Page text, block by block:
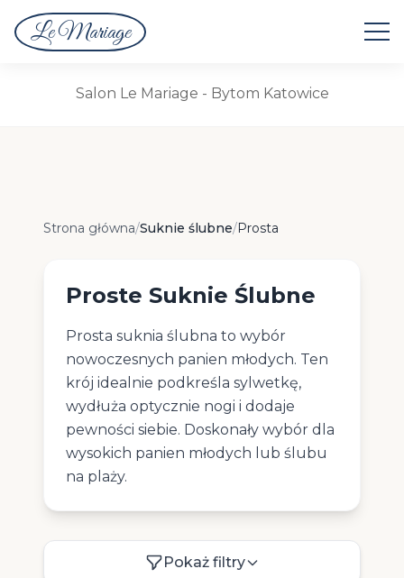
Le MariageSuknie Ślubne
Salon Le Mariage - Bytom Katowice
Proste Suknie Ślubne
Strona główna/Suknie ślubne/Prosta
Proste Suknie Ślubne
Prosta suknia ślubna to wybór
nowoczesnych panien młodych. Ten
krój idealnie podkreśla sylwetkę,
wydłuża optycznie nogi i dodaje
pewności siebie. Doskonały wybór dla
wysokich panien młodych lub ślubu
na plaży.
Pokaż filtry